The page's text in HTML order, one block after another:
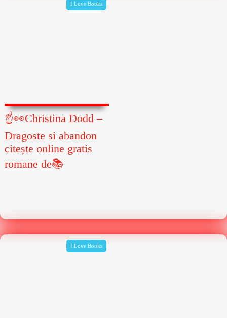
I Love Books
☝👀Christina Dodd –
Dragoste si abandon
citește online gratis
romane de📚
I Love Books